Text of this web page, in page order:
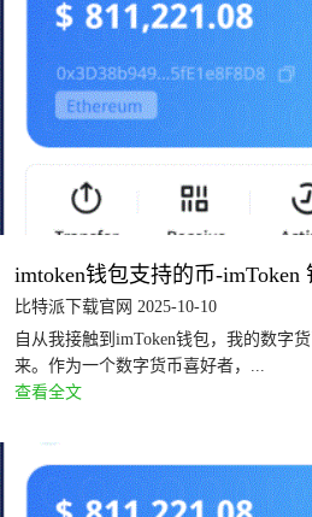
imtoken钱包支持的币-imToken
比特派下载官网 2025-10-10
自从我接触到imToken钱包，我的数字
来。作为一个数字货币喜好者，...
查看全文